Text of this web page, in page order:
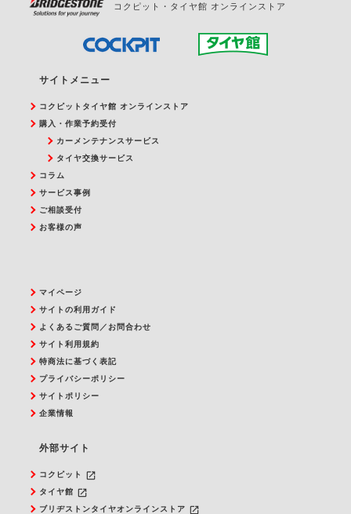
コクピット・タイヤ館 オンラインストア
サイトメニュー
コクピットタイヤ館 オンラインストア
購入・作業予約受付
カーメンテナンスサービス
タイヤ交換サービス
コラム
サービス事例
ご相談受付
お客様の声
マイページ
サイトの利用ガイド
よくあるご質問／お問合わせ
サイト利用規約
特商法に基づく表記
プライバシーポリシー
サイトポリシー
企業情報
外部サイト
コクピット launch
タイヤ館 launch
ブリヂストンタイヤオンラインストア launch